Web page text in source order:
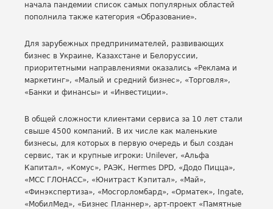
начала пандемии список самых популярных областей
пополнила также категория «Образование».
Для зарубежных предпринимателей, развивающих
бизнес в Украине, Казахстане и Белоруссии,
приоритетными направлениями оказались «Реклама и
маркетинг», «Малый и средний бизнес», «Торговля»,
«Банки и финансы» и «Инвестиции».
В общей сложности клиентами сервиса за 10 лет стали
свыше 4500 компаний. В их числе как маленькие
бизнесы, для которых в первую очередь и был создан
сервис, так и крупные игроки: Unilever, «Альфа
Капитал», «Комус», РАЭК, Hermes DPD, «Додо Пицца»,
«МСС ГЛОНАСС», «Юнитраст Кэпитал», «Май»,
«Финэкспертиза», «Мосгорломбард», «Орматек», Ingate,
«МобилМед», «Бизнес Планнер», арт-проект «Памятные